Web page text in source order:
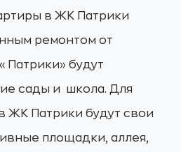
в ЖК Патрики
ремонтом от
будут
сады и школа. Для
ЖК Патрики будут свои
площадки, аллея,